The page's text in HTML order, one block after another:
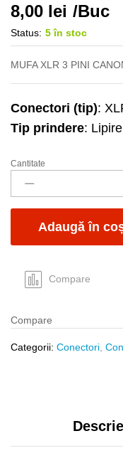
8,00 lei /Buc
Status: 5 în stoc
MUFA XLR 3 PINI
Conectori (tip):
Tip prindere:
Mufa
XLR
mama
fir
quantity
Cantitate
Adaugă în
Compare
Compare
Categorii: Conectori